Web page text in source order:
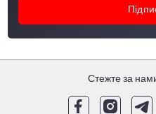
Стежте за